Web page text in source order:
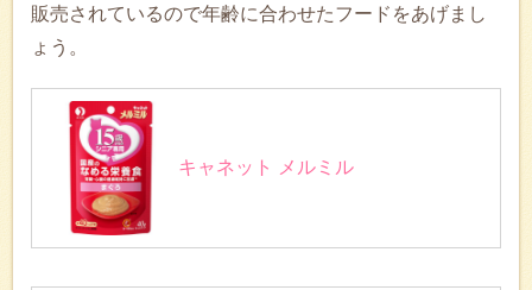
販売されているので年齢に合わせたフードをあげまし
ょう。
キャネット メルミル